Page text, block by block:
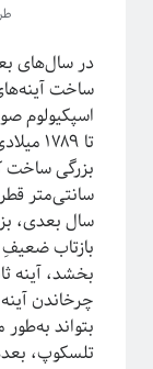
License
در سال‌های
ساخت
تا
سال بعدی،
بازتاب ضعیفِ
بخشد، آینه
چرخاندن
بتواند
تلسکوپ،